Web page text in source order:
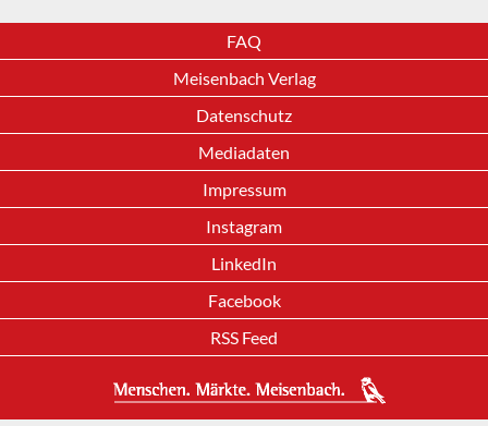
FAQ
Meisenbach Verlag
Datenschutz
Mediadaten
Impressum
Instagram
LinkedIn
Facebook
RSS Feed